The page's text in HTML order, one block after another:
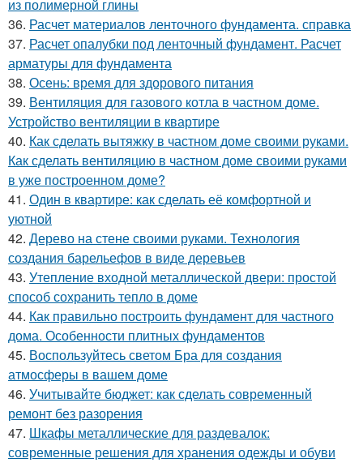
из полимерной глины
36. Расчет материалов ленточного фундамента. справка
37. Расчет опалубки под ленточный фундамент. Расчет
арматуры для фундамента
38. Осень: время для здорового питания
39. Вентиляция для газового котла в частном доме.
Устройство вентиляции в квартире
40. Как сделать вытяжку в частном доме своими руками.
Как сделать вентиляцию в частном доме своими руками
в уже построенном доме?
41. Один в квартире: как сделать её комфортной и
уютной
42. Дерево на стене своими руками. Технология
создания барельефов в виде деревьев
43. Утепление входной металлической двери: простой
способ сохранить тепло в доме
44. Как правильно построить фундамент для частного
дома. Особенности плитных фундаментов
45. Воспользуйтесь светом Бра для создания
атмосферы в вашем доме
46. Учитывайте бюджет: как сделать современный
ремонт без разорения
47. Шкафы металлические для раздевалок:
современные решения для хранения одежды и обуви